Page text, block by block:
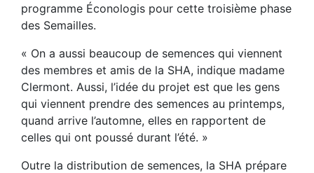
programme Éconologis pour cette troisième phase
des Semailles.
« On a aussi beaucoup de semences qui viennent
des membres et amis de la SHA, indique madame
Clermont. Aussi, l’idée du projet est que les gens
qui viennent prendre des semences au printemps,
quand arrive l’automne, elles en rapportent de
celles qui ont poussé durant l’été. »
Outre la distribution de semences, la SHA prépare